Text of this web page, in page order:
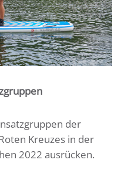
der
Kreuzes in der
2022 ausrücken.